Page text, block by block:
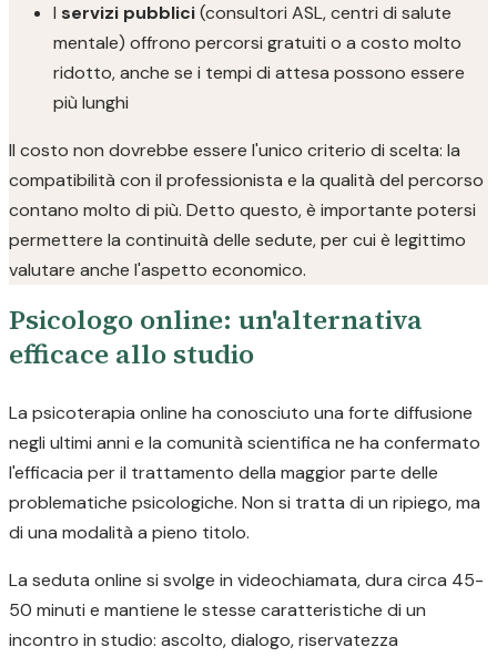
I servizi pubblici(consultori ASL, centri di salute
mentale) offrono percorsi gratuiti o a costo molto
ridotto, anche se i tempi di attesa possono essere
più lunghi
Il costo non dovrebbe essere l'unico criterio di scelta: la
compatibilità con il professionista e la qualità del percorso
contano molto di più. Detto questo, è importante potersi
permettere la continuità delle sedute, per cui è legittimo
valutare anche l'aspetto economico.
Psicologo online: un'alternativa
efficace allo studio
La psicoterapia online ha conosciuto una forte diffusione
negli ultimi anni e la comunità scientifica ne ha confermato
l'efficacia per il trattamento della maggior parte delle
problematiche psicologiche. Non si tratta di un ripiego, ma
di una modalità a pieno titolo.
La seduta online si svolge in videochiamata, dura circa 45-
50 minuti e mantiene le stesse caratteristiche di un
incontro in studio: ascolto, dialogo, riservatezza